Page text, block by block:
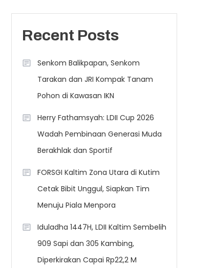
Recent Posts
Senkom Balikpapan, Senkom
Tarakan dan JRI Kompak Tanam
Pohon di Kawasan IKN
Herry Fathamsyah: LDII Cup 2026
Wadah Pembinaan Generasi Muda
Berakhlak dan Sportif
FORSGI Kaltim Zona Utara di Kutim
Cetak Bibit Unggul, Siapkan Tim
Menuju Piala Menpora
Iduladha 1447H, LDII Kaltim Sembelih
909 Sapi dan 305 Kambing,
Diperkirakan Capai Rp22,2 M